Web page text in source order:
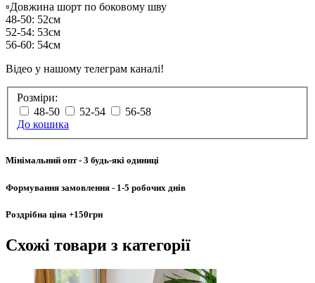
▫️Довжина шорт по боковому шву
48-50: 52см
52-54: 53см
56-60: 54см
Відео у нашому телеграм каналі!
Розміри:
48-50
52-54
56-58
До кошика
Мінімальний опт- 3 будь-які одиниці
Формування замовлення - 1-5 робочих днів
Роздрібна ціна +150грн
Схожі товари з категорії